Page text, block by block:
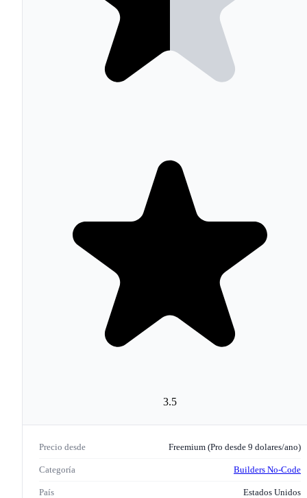
3.5
Precio desde Freemium (Pro desde 9 dolares/ano)
Categoría Builders No-Code
País Estados Unidos